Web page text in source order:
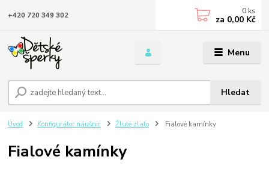
Menu
Hledat
+420 720 349 302 0 ks
za 0,00 Kč
Úvod Konfigurátor náušnic Žluté zlato Fialové kamínky
Fialové kamínky